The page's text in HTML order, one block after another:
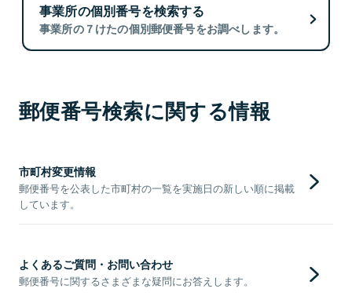
事業所の個別番号を検索する
事業所の７けたの個別郵便番号をお調べします。
郵便番号検索に関する情報
市町村変更情報
郵便番号を公表した市町村の一覧を実施日の新しい順に掲載
しています。
よくあるご質問・お問い合わせ
郵便番号に関するさまざまな疑問にお答えします。